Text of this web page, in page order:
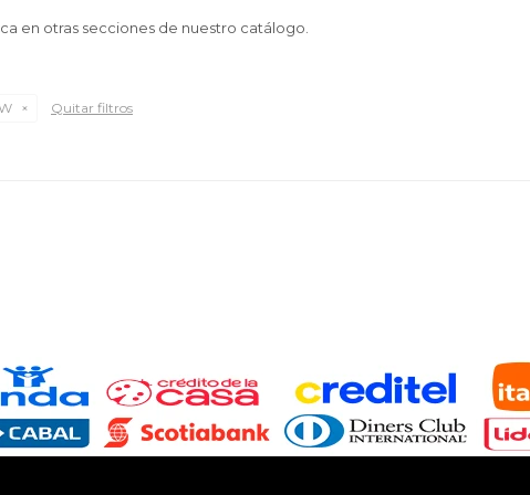
en otras secciones de nuestro catálogo.
Quitar filtros